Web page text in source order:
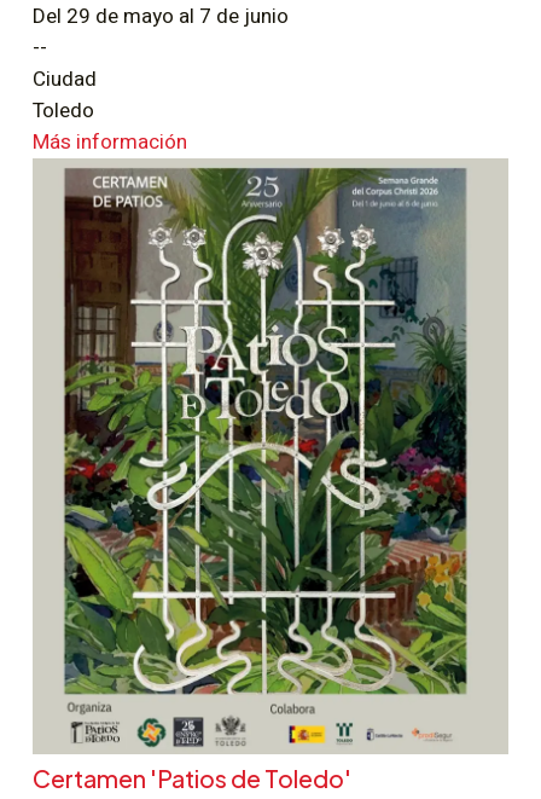
Del 29 de mayo al 7 de junio
--
Ciudad
Toledo
Más información
Certamen 'Patios de Toledo'